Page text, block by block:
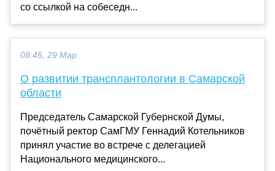
со ссылкой на собеседн...
08:45, 29 Мар
О развитии трансплантологии в Самарской
области
Председатель Самарской Губернской Думы,
почётный ректор СамГМУ Геннадий Котельников
принял участие во встрече с делегацией
Национального медицинского...